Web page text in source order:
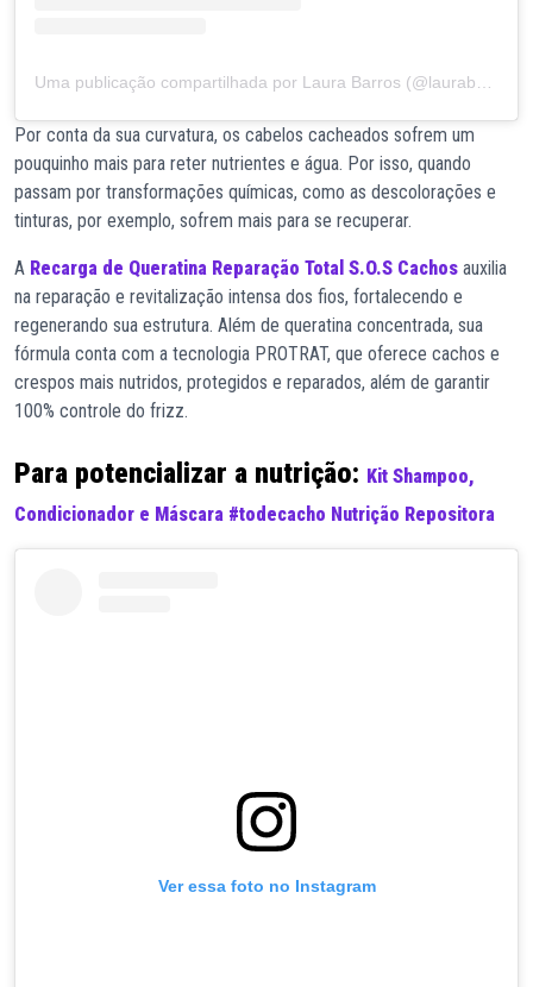
Por conta da sua curvatura, os cabelos cacheados sofrem um
pouquinho mais para reter nutrientes e água. Por isso, quando
passam por transformações químicas, como as descolorações e
tinturas, por exemplo, sofrem mais para se recuperar.
A Recarga de Queratina Reparação Total S.O.S Cachos auxilia
na reparação e revitalização intensa dos fios, fortalecendo e
regenerando sua estrutura. Além de queratina concentrada, sua
fórmula conta com a tecnologia PROTRAT, que oferece cachos e
crespos mais nutridos, protegidos e reparados, além de garantir
100% controle do frizz.
Para potencializar a nutrição: Kit Shampoo,
Condicionador e Máscara #todecacho Nutrição Repositora
Ver essa foto no Instagram